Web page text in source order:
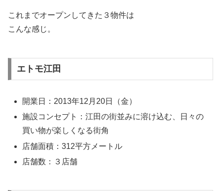
これまでオープンしてきた３物件は
こんな感じ。
エトモ江田
開業日：2013年12月20日（金）
施設コンセプト：江田の街並みに溶け込む、日々の
買い物が楽しくなる街角
店舗面積：312平方メートル
店舗数：３店舗